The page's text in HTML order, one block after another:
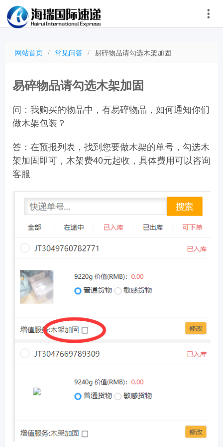
网站首页 / 常见问答 / 易碎物品请勾选木架加固
易碎物品请勾选木架加固
问： 我购买的物品中，有易碎物品，如何通知你们
做木架包装？
答：在预报列表，找到您要做木架的单号，勾选木
架加固即可，木架费40元起收，具体费用可以咨询
客服